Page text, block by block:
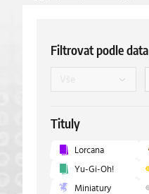
Filtrovat podle data
Tituly
Lorcana
Yu-Gi-Oh!
Miniatury